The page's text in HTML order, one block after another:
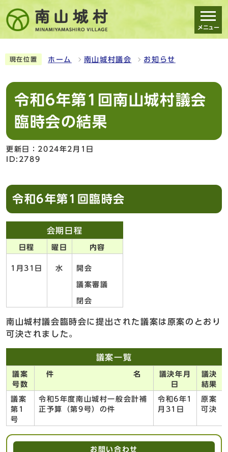
メニュー
現在位置 ホーム 南山城村議会 お知らせ
令和6年第1回南山城村議会
臨時会の結果
更新日：2024年2月1日
ID:2789
令和6年第1回臨時会
会期日程
日程 曜日 内容
1月31日 水 開会
議案審議
閉会
南山城村議会臨時会に提出された議案は原案のとおり
可決されました。
議案一覧
議案
号数
件 名
議決年月
日
議決
結果
議案
第1
号
令和5年度南山城村一般会計補
正予算（第9号）の件
令和6年1
月31日
原案
可決
お問い合わせ